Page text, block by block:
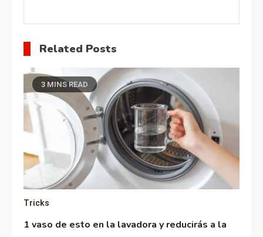
Related Posts
3 MINS READ
Tricks
1 vaso de esto en la lavadora y reducirás a la